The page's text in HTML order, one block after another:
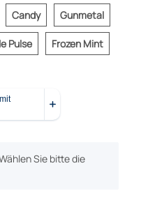
Dust
CandyCandyGunmetal
PulsePurple Pulse
Frozen MintFrozen
Sie bitte die